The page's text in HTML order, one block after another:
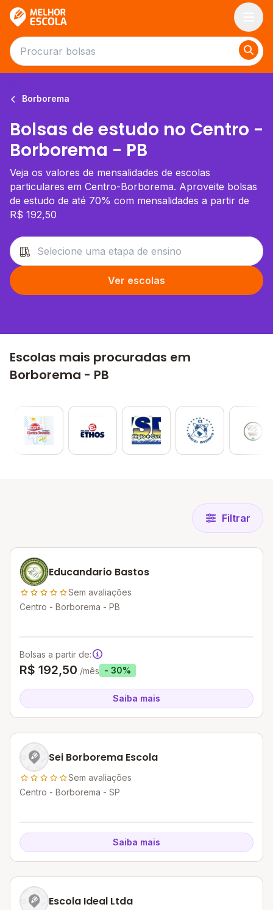
Borborema
Bolsas de estudo no Centro -
Borborema - PB
Veja os valores de mensalidades de escolas
particulares em Centro-Borborema. Aproveite bolsas
de estudo de até 70% com mensalidades a partir de
R$ 192,50
Ver escolas
Escolas mais procuradas em
Borborema - PB
Filtrar
Educandario Bastos
Sem avaliações
Centro - Borborema - PB
Bolsas a partir de:
R$ 192,50 /mês - 30%
Saiba mais
Sei Borborema Escola
Sem avaliações
Centro - Borborema - SP
Saiba mais
Escola Ideal Ltda